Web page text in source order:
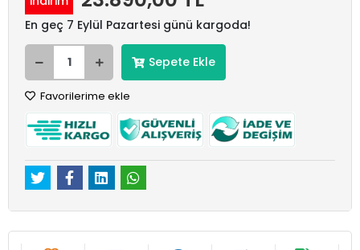
En geç 7 Eylül Pazartesi günü kargoda!
Sepete Ekle
Favorilerime ekle